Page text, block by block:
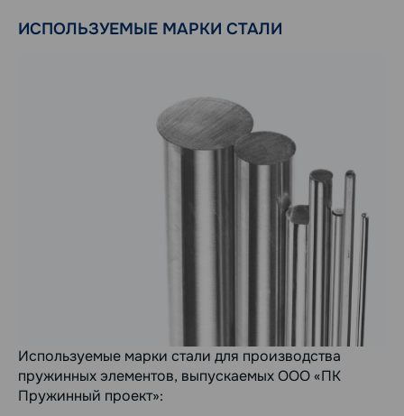
ИСПОЛЬЗУЕМЫЕ МАРКИ СТАЛИ
Используемые марки стали для производства
пружинных элементов, выпускаемых ООО «ПК
Пружинный проект»: